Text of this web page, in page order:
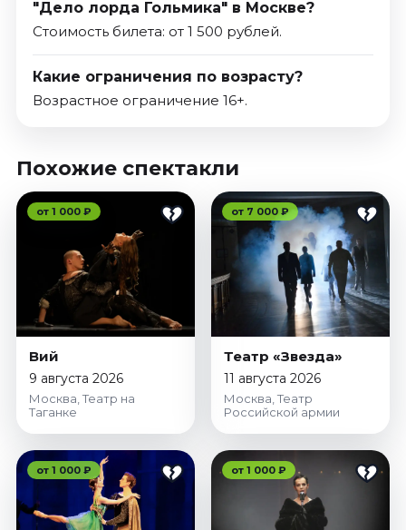
"Дело лорда Гольмика" в Москве?
Стоимость билета: от 1 500 рублей.
Какие ограничения по возрасту?
Возрастное ограничение 16+.
Похожие спектакли
от 1 000 ₽
Вий
9 августа 2026
Москва, Театр на
Таганке
от 7 000 ₽
Театр «Звезда»
11 августа 2026
Москва, Театр
Российской армии
от 1 000 ₽ от 1 000 ₽